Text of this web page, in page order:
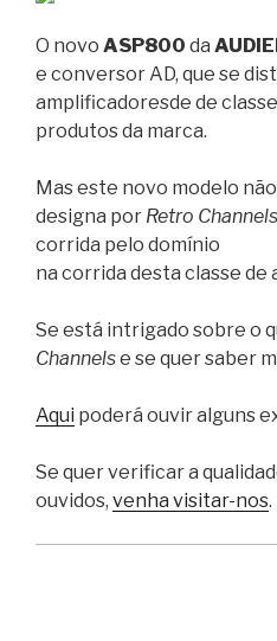
O novo ASP800 da
e conversor AD, que se
amplificadoresde de
produtos da marca.
Mas este novo modelo
designa por Retro
corrida pelo domínio
na corrida desta classe de
Se está intrigado sobre o
Channelse se quer saber
Aqui poderá ouvir alguns
Se quer verificar a
ouvidos, venha visitar-nos.